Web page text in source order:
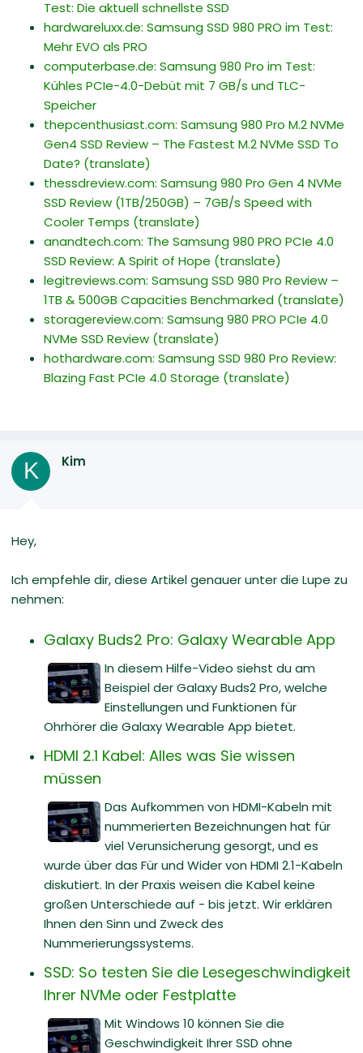
Test: Die aktuell schnellste SSD
hardwareluxx.de: Samsung SSD 980 PRO im Test:
Mehr EVO als PRO
computerbase.de: Samsung 980 Pro im Test:
Kühles PCIe-4.0-Debüt mit 7 GB/s und TLC-
Speicher
thepcenthusiast.com: Samsung 980 Pro M.2 NVMe
Gen4 SSD Review – The Fastest M.2 NVMe SSD To
Date? (translate)
thessdreview.com: Samsung 980 Pro Gen 4 NVMe
SSD Review (1TB/250GB) – 7GB/s Speed with
Cooler Temps (translate)
anandtech.com: The Samsung 980 PRO PCIe 4.0
SSD Review: A Spirit of Hope (translate)
legitreviews.com: Samsung SSD 980 Pro Review –
1TB & 500GB Capacities Benchmarked (translate)
storagereview.com: Samsung 980 PRO PCIe 4.0
NVMe SSD Review (translate)
hothardware.com: Samsung SSD 980 Pro Review:
Blazing Fast PCIe 4.0 Storage (translate)
K Kim
Hey,
Ich empfehle dir, diese Artikel genauer unter die Lupe zu
nehmen:
Galaxy Buds2 Pro: Galaxy Wearable App
In diesem Hilfe-Video siehst du am
Beispiel der Galaxy Buds2 Pro, welche
Einstellungen und Funktionen für
Ohrhörer die Galaxy Wearable App bietet.
HDMI 2.1 Kabel: Alles was Sie wissen
müssen
Das Aufkommen von HDMI-Kabeln mit
nummerierten Bezeichnungen hat für
viel Verunsicherung gesorgt, und es
wurde über das Für und Wider von HDMI 2.1-Kabeln
diskutiert. In der Praxis weisen die Kabel keine
großen Unterschiede auf - bis jetzt. Wir erklären
Ihnen den Sinn und Zweck des
Nummerierungssystems.
SSD: So testen Sie die Lesegeschwindigkeit
Ihrer NVMe oder Festplatte
Mit Windows 10 können Sie die
Geschwindigkeit Ihrer SSD ohne